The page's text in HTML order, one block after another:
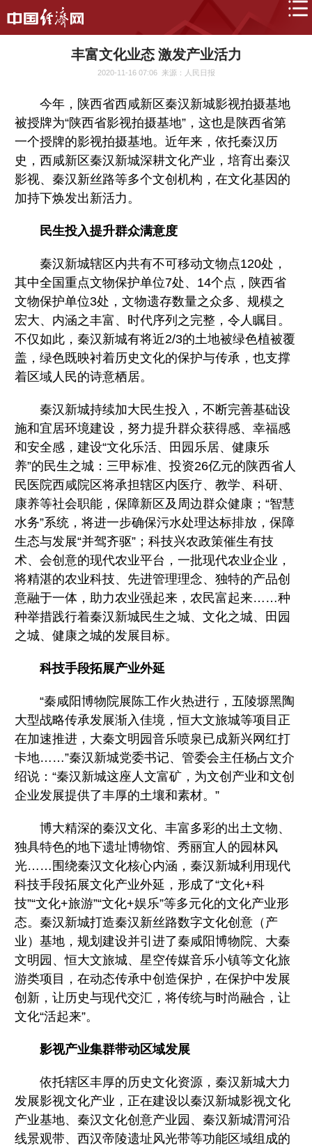
丰富文化业态 激发产业活力
2020-11-16 07:06 来源：人民日报
今年，陕西省西咸新区秦汉新城影视拍摄基地
被授牌为“陕西省影视拍摄基地”，这也是陕西省第
一个授牌的影视拍摄基地。近年来，依托秦汉历
史，西咸新区秦汉新城深耕文化产业，培育出秦汉
影视、秦汉新丝路等多个文创机构，在文化基因的
加持下焕发出新活力。
民生投入提升群众满意度
秦汉新城辖区内共有不可移动文物点120处，
其中全国重点文物保护单位7处、14个点，陕西省
文物保护单位3处，文物遗存数量之众多、规模之
宏大、内涵之丰富、时代序列之完整，令人瞩目。
不仅如此，秦汉新城有将近2/3的土地被绿色植被覆
盖，绿色既映衬着历史文化的保护与传承，也支撑
着区域人民的诗意栖居。
秦汉新城持续加大民生投入，不断完善基础设
施和宜居环境建设，努力提升群众获得感、幸福感
和安全感，建设“文化乐活、田园乐居、健康乐
养”的民生之城：三甲标准、投资26亿元的陕西省人
民医院西咸院区将承担辖区内医疗、教学、科研、
康养等社会职能，保障新区及周边群众健康；“智慧
水务”系统，将进一步确保污水处理达标排放，保障
生态与发展“并驾齐驱”；科技兴农政策催生有技
术、会创意的现代农业平台，一批现代农业企业，
将精湛的农业科技、先进管理理念、独特的产品创
意融于一体，助力农业强起来，农民富起来……种
种举措践行着秦汉新城民生之城、文化之城、田园
之城、健康之城的发展目标。
科技手段拓展产业外延
“秦咸阳博物院展陈工作火热进行，五陵塬黑陶
大型战略传承发展渐入佳境，恒大文旅城等项目正
在加速推进，大秦文明园音乐喷泉已成新兴网红打
卡地……”秦汉新城党委书记、管委会主任杨占文介
绍说：“秦汉新城这座人文富矿，为文创产业和文创
企业发展提供了丰厚的土壤和素材。”
博大精深的秦汉文化、丰富多彩的出土文物、
独具特色的地下遗址博物馆、秀丽宜人的园林风
光……围绕秦汉文化核心内涵，秦汉新城利用现代
科技手段拓展文化产业外延，形成了“文化+科
技”“文化+旅游”“文化+娱乐”等多元化的文化产业形
态。秦汉新城打造秦汉新丝路数字文化创意（产
业）基地，规划建设并引进了秦咸阳博物院、大秦
文明园、恒大文旅城、星空传媒音乐小镇等文化旅
游类项目，在动态传承中创造保护，在保护中发展
创新，让历史与现代交汇，将传统与时尚融合，让
文化“活起来”。
影视产业集群带动区域发展
依托辖区丰厚的历史文化资源，秦汉新城大力
发展影视文化产业，正在建设以秦汉新城影视文化
产业基地、秦汉文化创意产业园、秦汉新城渭河沿
线景观带、西汉帝陵遗址风光带等功能区域组成的